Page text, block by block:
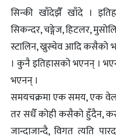
सिन्की खाँदेझैँ खाँदे ।
सिकन्दर, चङ्गेज, हिटलर,
स्टालिन, ख्रुस्चेव आदि कसैको
। कुनै इतिहासको भएनन् ।
भएनन् ।
समयचक्रमा एक समय, एक
तर सधैँ कोही कसैको हुँदैन,
जान्दाजान्दै, विगत त्यति